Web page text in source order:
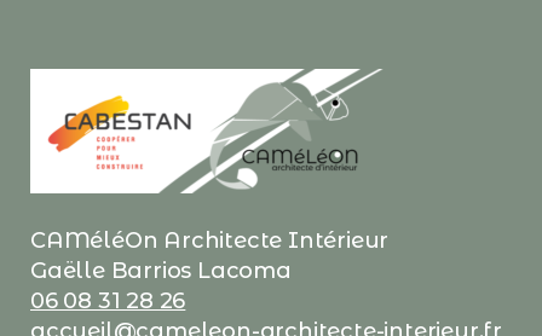
CAMéléOn Architecte Intérieur
Gaëlle Barrios Lacoma
06 08 31 28 26